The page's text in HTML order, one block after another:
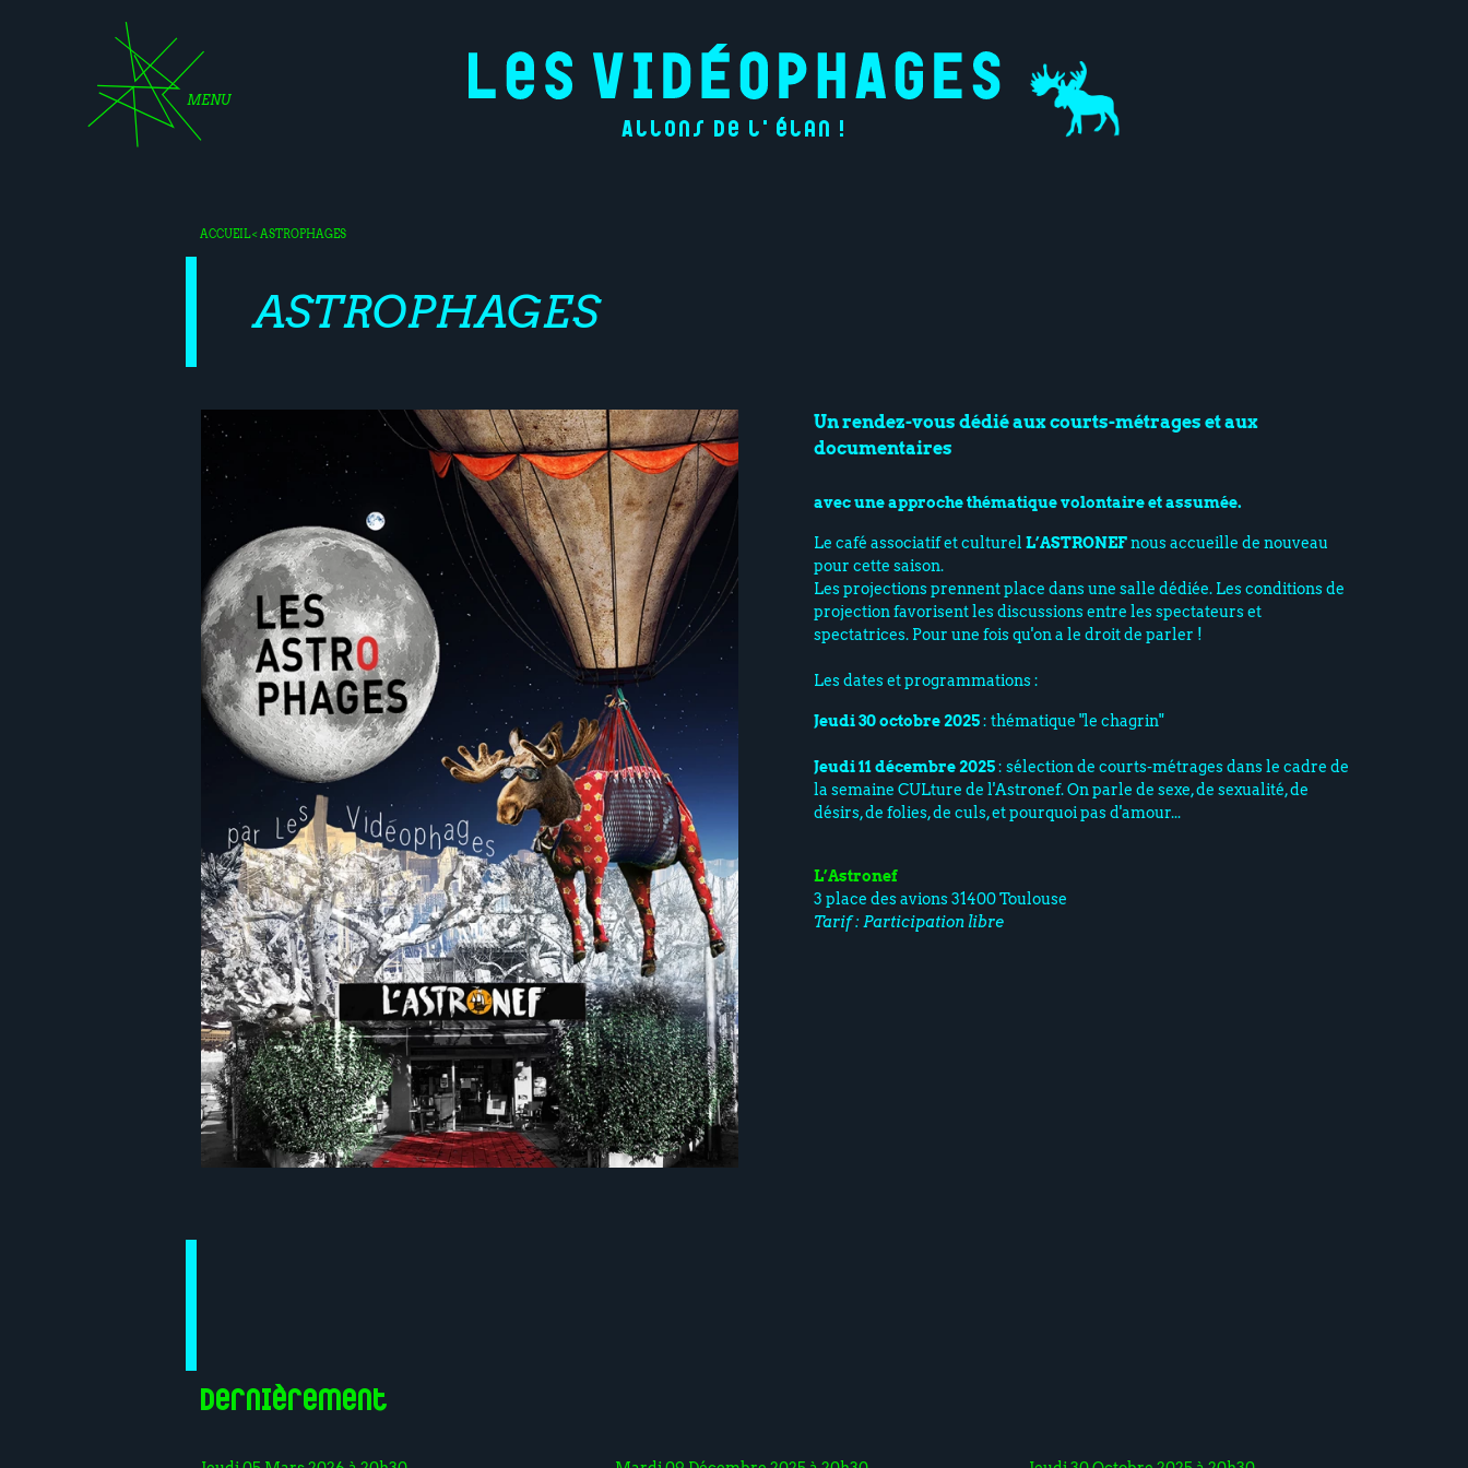
MENU
Allons de l'élan !
ACCUEIL< ASTROPHAGES
ASTROPHAGES
Un rendez-vous dédié aux courts-métrages et aux
documentaires
avec une approche thématique volontaire et assumée.
Le café associatif et culturel L’ASTRONEFnous accueille de nouveau
pour cette saison.
Les projections prennent place dans une salle dédiée. Les conditions de
projection favorisent les discussions entre les spectateurs et
spectatrices. Pour une fois qu'on a le droit de parler !
Les dates et programmations :
Jeudi 30 octobre 2025: thématique "le chagrin"
Jeudi 11 décembre 2025: sélection de courts-métrages dans le cadre de
la semaine CULture de l'Astronef. On parle de sexe, de sexualité, de
désirs, de folies, de culs, et pourquoi pas d'amour...
L’Astronef
3 place des avions 31400 Toulouse
Tarif : Participation libre
Dernièrement